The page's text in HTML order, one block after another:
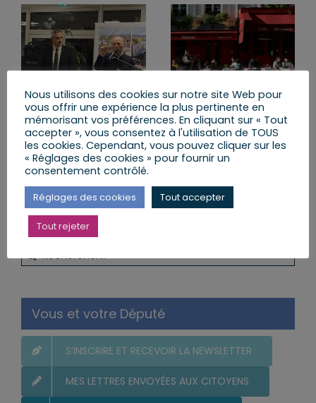
Cérémonie des vœux
au Centre Hospitalier
de Haguenau
vendredi, 10 Jan 2025
Nous ne laisserons pas
tomber les hôteliers-
restaurateurs
vendredi, 21 Jan 2022
Vous et votre Député
S’INSCRIRE ET RECEVOIR LA NEWSLETTER
MES LETTRES ENVOYÉES AUX CITOYENS
Nous utilisons des cookies sur notre site Web pour
vous offrir une expérience la plus pertinente en
mémorisant vos préférences. En cliquant sur « Tout
accepter », vous consentez à l'utilisation de TOUS
les cookies. Cependant, vous pouvez cliquer sur les
« Réglages des cookies » pour fournir un
consentement contrôlé.
Réglages des cookies Tout accepter
Tout rejeter